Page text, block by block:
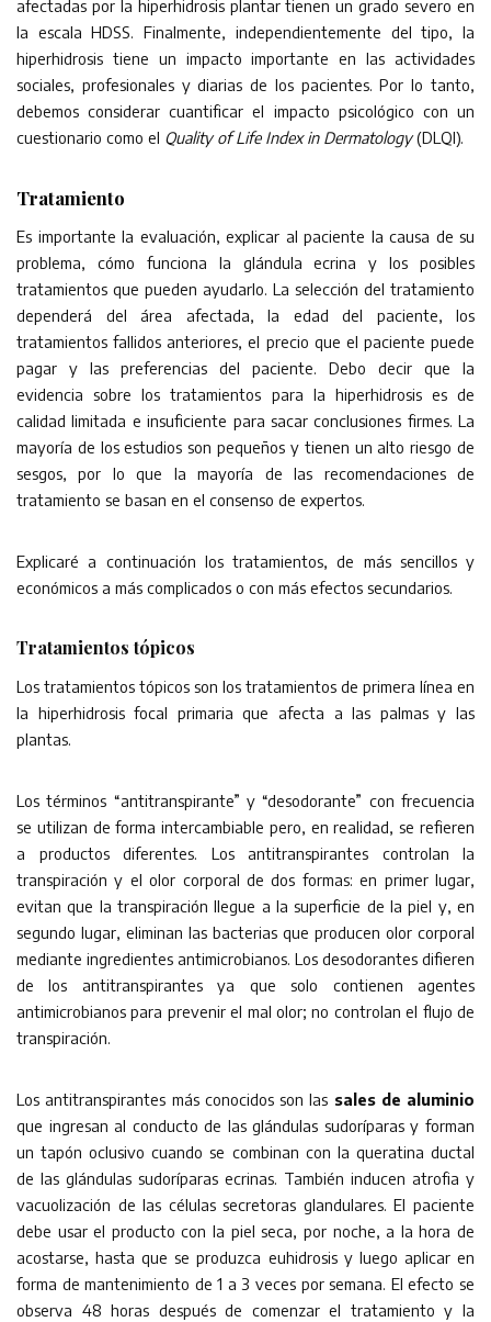
afectadas por la hiperhidrosis plantar tienen un grado severo en
la escala HDSS. Finalmente, independientemente del tipo, la
hiperhidrosis tiene un impacto importante en las actividades
sociales, profesionales y diarias de los pacientes. Por lo tanto,
debemos considerar cuantificar el impacto psicológico con un
cuestionario como el Quality of Life Index in Dermatology(DLQI).
Tratamiento
Es importante la evaluación, explicar al paciente la causa de su
problema, cómo funciona la glándula ecrina y los posibles
tratamientos que pueden ayudarlo. La selección del tratamiento
dependerá del área afectada, la edad del paciente, los
tratamientos fallidos anteriores, el precio que el paciente puede
pagar y las preferencias del paciente. Debo decir que la
evidencia sobre los tratamientos para la hiperhidrosis es de
calidad limitada e insuficiente para sacar conclusiones firmes. La
mayoría de los estudios son pequeños y tienen un alto riesgo de
sesgos, por lo que la mayoría de las recomendaciones de
tratamiento se basan en el consenso de expertos.
Explicaré a continuación los tratamientos, de más sencillos y
económicos a más complicados o con más efectos secundarios.
Tratamientos tópicos
Los tratamientos tópicos son los tratamientos de primera línea en
la hiperhidrosis focal primaria que afecta a las palmas y las
plantas.
Los términos “antitranspirante” y “desodorante” con frecuencia
se utilizan de forma intercambiable pero, en realidad, se refieren
a productos diferentes. Los antitranspirantes controlan la
transpiración y el olor corporal de dos formas: en primer lugar,
evitan que la transpiración llegue a la superficie de la piel y, en
segundo lugar, eliminan las bacterias que producen olor corporal
mediante ingredientes antimicrobianos. Los desodorantes difieren
de los antitranspirantes ya que solo contienen agentes
antimicrobianos para prevenir el mal olor; no controlan el flujo de
transpiración.
Los antitranspirantes más conocidos son las sales de aluminio
que ingresan al conducto de las glándulas sudoríparas y forman
un tapón oclusivo cuando se combinan con la queratina ductal
de las glándulas sudoríparas ecrinas. También inducen atrofia y
vacuolización de las células secretoras glandulares. El paciente
debe usar el producto con la piel seca, por noche, a la hora de
acostarse, hasta que se produzca euhidrosis y luego aplicar en
forma de mantenimiento de 1 a 3 veces por semana. El efecto se
observa 48 horas después de comenzar el tratamiento y la